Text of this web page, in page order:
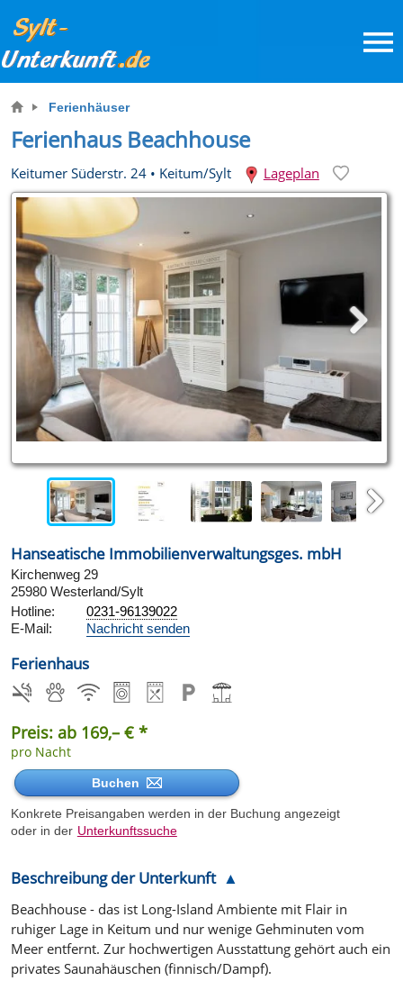
Ferienhäuser
Ferienhaus Beachhouse
Keitumer Süderstr. 24• Keitum/Sylt Lageplan
Hanseatische Immobilienverwaltungsges. mbH
Kirchenweg 29
25980 Westerland/Sylt
Hotline:
0231-96139022
E-Mail:
Nachricht senden
Ferienhaus
Preis: ab 169,– € *
pro Nacht
Buchen
Konkrete Preisangaben werden in der Buchung angezeigt
oder in der Unterkunftssuche
Beschreibung der Unterkunft
Beachhouse - das ist Long-Island Ambiente mit Flair in
ruhiger Lage in Keitum und nur wenige Gehminuten vom
Meer entfernt. Zur hochwertigen Ausstattung gehört auch ein
privates Saunahäuschen (finnisch/Dampf).